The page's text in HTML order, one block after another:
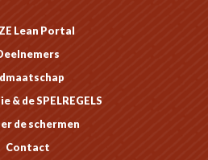
Lean Portal
& de SPELREGELS
de schermen
Contact